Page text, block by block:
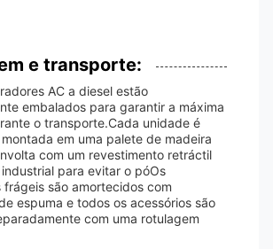
e transporte:
AC a diesel estão
embalados para garantir a máxima
o transporte.Cada unidade é
em uma palete de madeira
com um revestimento retráctil
para evitar o póOs
são amortecidos com
espuma e todos os acessórios são
com uma rotulagem